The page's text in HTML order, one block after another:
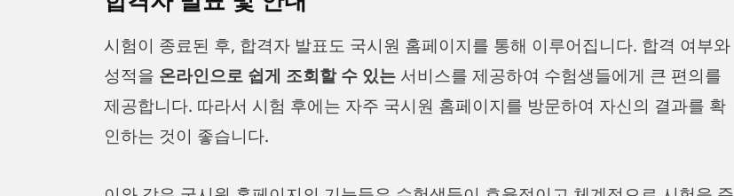
시험이 종료된 후, 합격자 발표도 국시원 홈페이지를 통해 이루어집니다. 합격 여부와
성적을 온라인으로 쉽게 조회할 수 있는서비스를 제공하여 수험생들에게 큰 편의를
제공합니다. 따라서 시험 후에는 자주 국시원 홈페이지를 방문하여 자신의 결과를 확
인하는 것이 좋습니다.